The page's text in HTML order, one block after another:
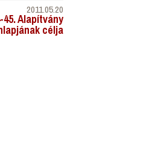
2011.05.20
Alapítvány
célja